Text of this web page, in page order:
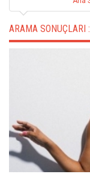
ARAMA SONUÇLARI :